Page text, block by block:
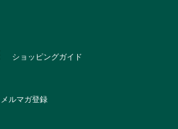
ショッピングガイド
メルマガ登録